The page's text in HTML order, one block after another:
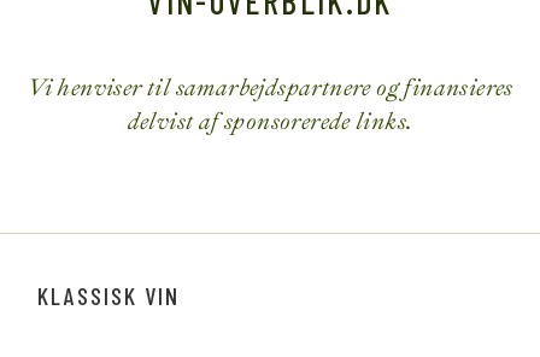
Vi henviser til samarbejdspartnere og finansieres
delvist af sponsorerede links.
KLASSISK VIN